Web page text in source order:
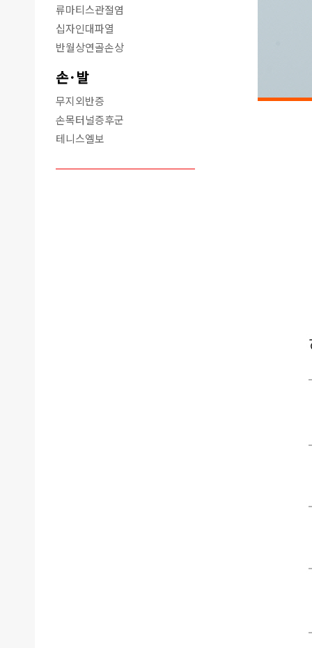
류마티스관절염
십자인대파열
반월상연골손상
손·발
무지외반증
손목터널증후군
테니스엘보